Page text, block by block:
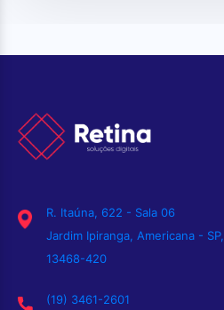
R. Itaúna, 622 - Sala 06
Jardim Ipiranga, Americana - SP,
13468-420
(19) 3461-2601